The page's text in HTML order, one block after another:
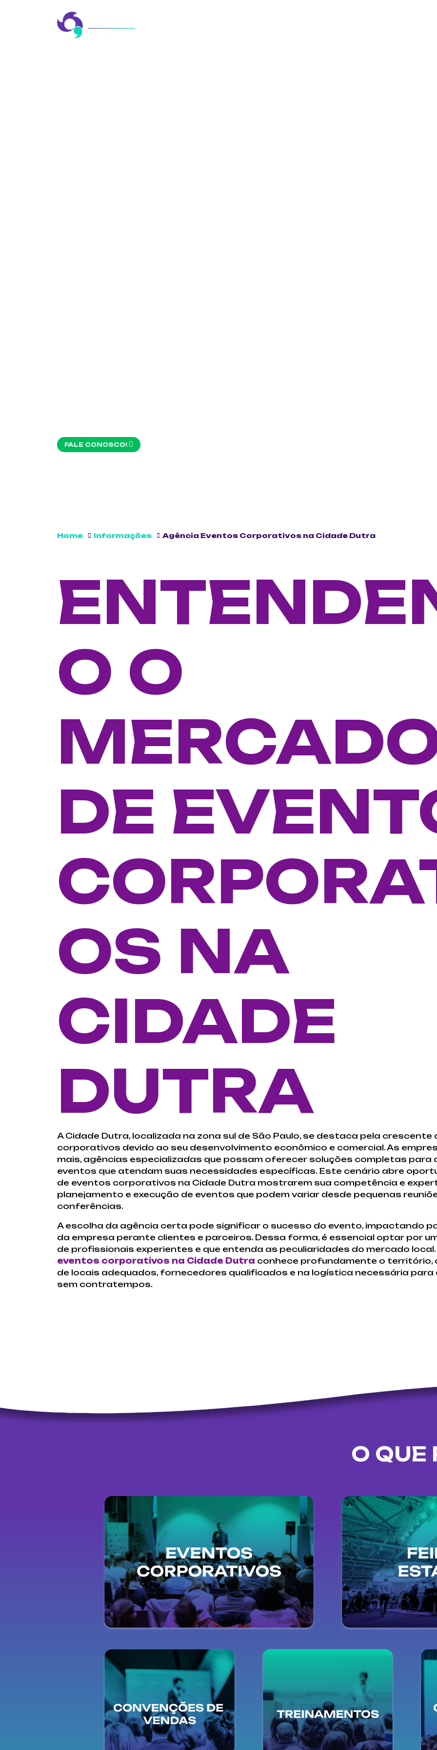
FALE CONOSCO!
Home Informações Agência Eventos Corporativos na Cidade Dutra
O O
DE
OS NA
CIDADE
DUTRA
A Cidade Dutra, localizada na zona sul de São Paulo, se destaca pela
corporativos devido ao seu desenvolvimento econômico e comercial. As
mais, agências especializadas que possam oferecer soluções completas para
eventos que atendam suas necessidades específicas. Este cenário abre
de eventos corporativos na Cidade Dutra mostrarem sua competência e
planejamento e execução de eventos que podem variar desde pequenas
conferências.
A escolha da agência certa pode significar o sucesso do evento, impactando
da empresa perante clientes e parceiros. Dessa forma, é essencial optar por
de profissionais experientes e que entenda as peculiaridades do mercado
eventos corporativos na Cidade Dutra conhece profundamente o território,
de locais adequados, fornecedores qualificados e na logística necessária para
sem contratempos.
O QUE